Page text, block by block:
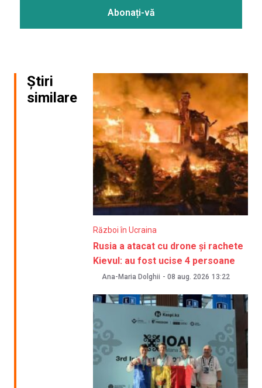
Știri
similare
Război în Ucraina
Rusia a atacat cu drone și rachete
Kievul: au fost ucise 4 persoane
Ana-Maria Dolghii - 08 aug. 2026 13:22